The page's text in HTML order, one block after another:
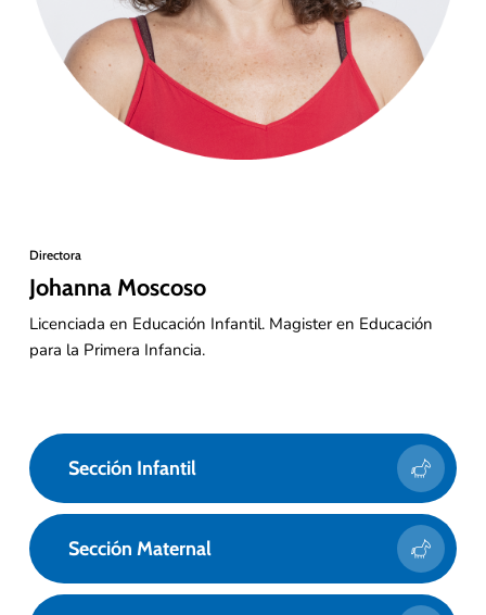
Directora
Johanna Moscoso
Licenciada en Educación Infantil. Magister en Educación
para la Primera Infancia.
Sección Infantil
Sección Maternal